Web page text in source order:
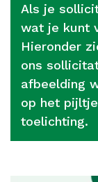
Als je
wat je kunt
Hieronder
ons
afbeelding
op het
toelichting.